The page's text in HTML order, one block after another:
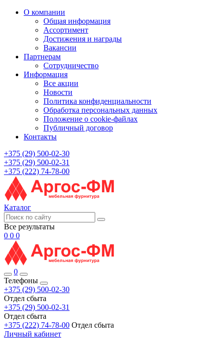
О компании
Общая информация
Ассортимент
Достижения и награды
Вакансии
Партнерам
Сотрудничество
Информация
Все акции
Новости
Политика конфиденциальности
Обработка персональных данных
Положение о cookie-файлах
Публичный договор
Контакты
+375 (29) 500-02-30
+375 (29) 500-02-31
+375 (222) 74-78-00
Каталог
Все результаты
0 0 0
0
Телефоны
+375 (29) 500-02-30
Отдел сбыта
+375 (29) 500-02-31
Отдел сбыта
+375 (222) 74-78-00 Отдел сбыта
Личный кабинет